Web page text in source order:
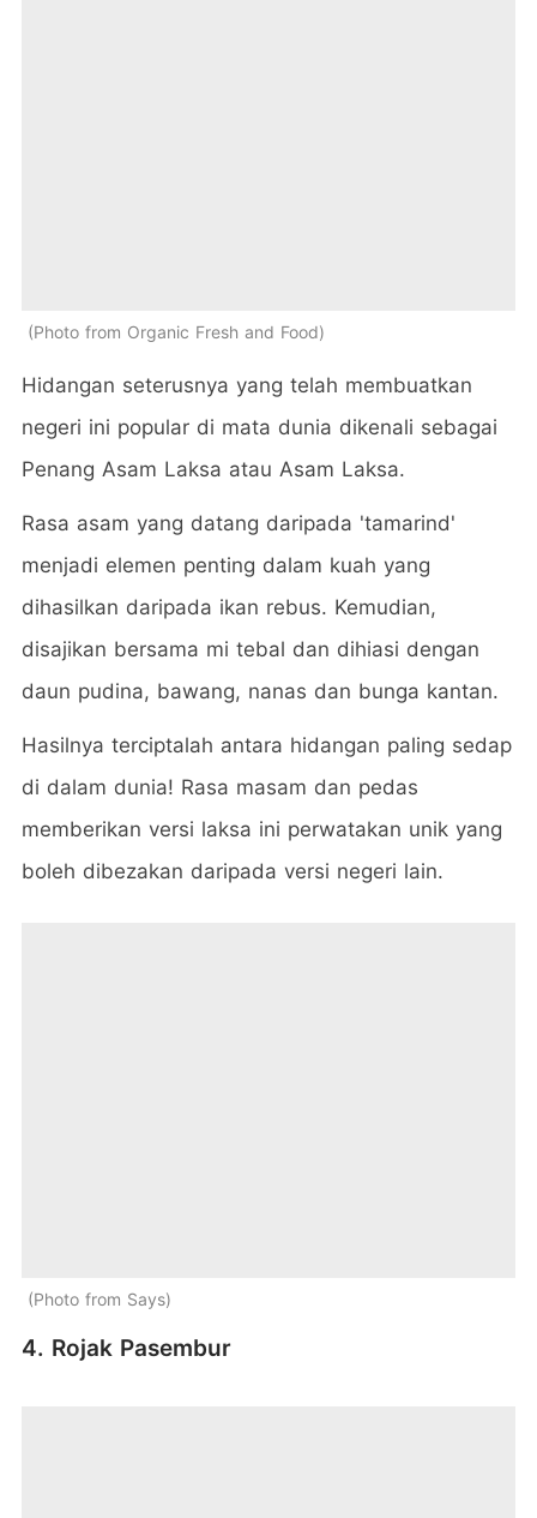
Photo from Organic Fresh and Food
Hidangan seterusnya yang telah membuatkan
negeri ini popular di mata dunia dikenali sebagai
Penang Asam Laksa atau Asam Laksa.
Rasa asam yang datang daripada 'tamarind'
menjadi elemen penting dalam kuah yang
dihasilkan daripada ikan rebus. Kemudian,
disajikan bersama mi tebal dan dihiasi dengan
daun pudina, bawang, nanas dan bunga kantan.
Hasilnya terciptalah antara hidangan paling sedap
di dalam dunia! Rasa masam dan pedas
memberikan versi laksa ini perwatakan unik yang
boleh dibezakan daripada versi negeri lain.
Photo from Says
4. Rojak Pasembur